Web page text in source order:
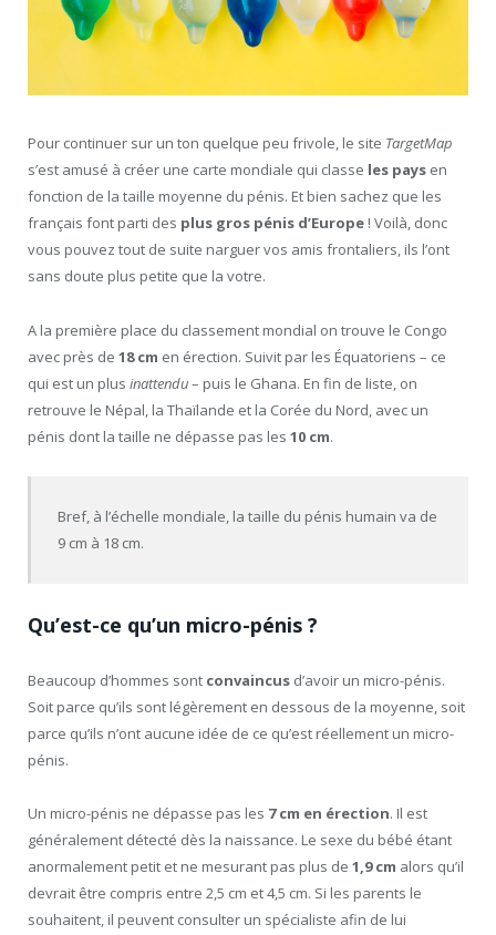
Pour continuer sur un ton quelque peu frivole, le site TargetMap
s’est amusé à créer une carte mondiale qui classe les pays en
fonction de la taille moyenne du pénis. Et bien sachez que les
français font parti des plus gros pénis d’Europe ! Voilà, donc
vous pouvez tout de suite narguer vos amis frontaliers, ils l’ont
sans doute plus petite que la votre.
A la première place du classement mondial on trouve le Congo
avec près de 18 cm en érection. Suivit par les Équatoriens – ce
qui est un plus inattendu– puis le Ghana. En fin de liste, on
retrouve le Népal, la Thaïlande et la Corée du Nord, avec un
pénis dont la taille ne dépasse pas les 10 cm.
Bref, à l’échelle mondiale, la taille du pénis humain va de
9 cm à 18 cm.
Qu’est-ce qu’un micro-pénis ?
Beaucoup d’hommes sont convaincus d’avoir un micro-pénis.
Soit parce qu’ils sont légèrement en dessous de la moyenne, soit
parce qu’ils n’ont aucune idée de ce qu’est réellement un micro-
pénis.
Un micro-pénis ne dépasse pas les 7 cm en érection. Il est
généralement détecté dès la naissance. Le sexe du bébé étant
anormalement petit et ne mesurant pas plus de 1,9 cm alors qu’il
devrait être compris entre 2,5 cm et 4,5 cm. Si les parents le
souhaitent, il peuvent consulter un spécialiste afin de lui